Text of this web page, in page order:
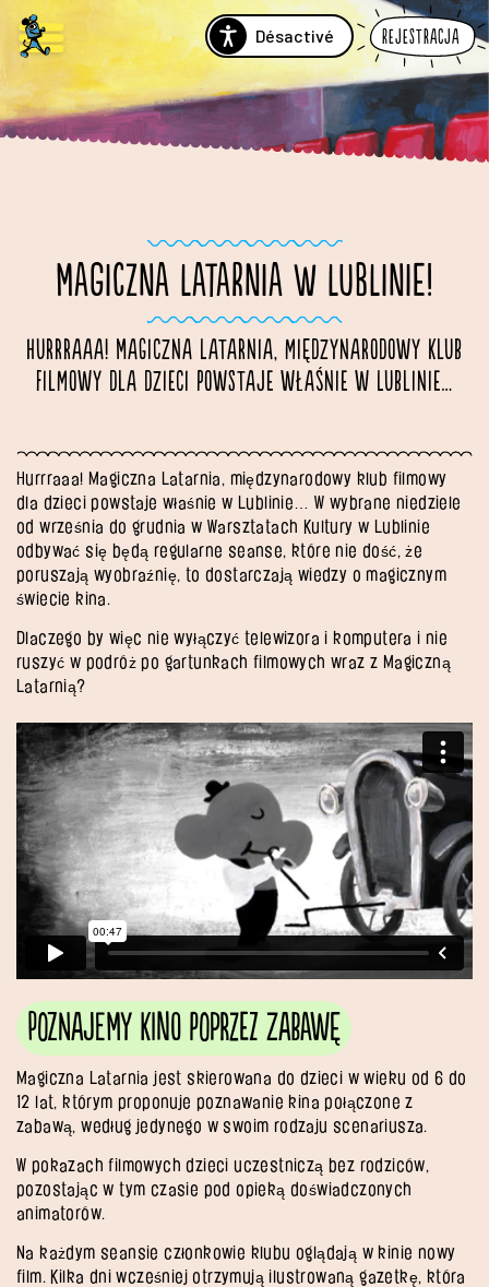
Désactivé Rejestracja
MAGICZNA LATARNIA W LUBLINIE!
Hurrraaa! Magiczna Latarnia, międzynarodowy klub
filmowy dla dzieci powstaje właśnie w Lublinie…
Hurrraaa! Magiczna Latarnia, międzynarodowy klub filmowy
dla dzieci powstaje właśnie w Lublinie… W wybrane niedziele
od września do grudnia w Warsztatach Kultury w Lublinie
odbywać się będą regularne seanse, które nie dość, że
poruszają wyobraźnię, to dostarczają wiedzy o magicznym
świecie kina.
Dlaczego by więc nie wyłączyć telewizora i komputera i nie
ruszyć w podróż po gartunkach filmowych wraz z Magiczną
Latarnią?
Poznajemy kino poprzez zabawę
Magiczna Latarnia jest skierowana do dzieci w wieku od 6 do
12 lat, którym proponuje poznawanie kina połączone z
zabawą, według jedynego w swoim rodzaju scenariusza.
W pokazach filmowych dzieci uczestniczą bez rodziców,
pozostając w tym czasie pod opieką doświadczonych
animatorów.
Na każdym seansie członkowie klubu oglądają w kinie nowy
film. Kilka dni wcześniej otrzymują ilustrowaną gazetkę, która